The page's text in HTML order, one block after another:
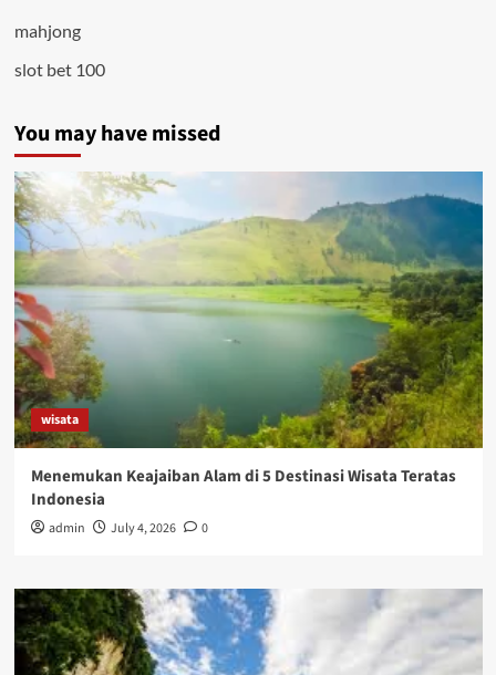
mahjong
slot bet 100
You may have missed
wisata
Menemukan Keajaiban Alam di 5 Destinasi Wisata Teratas
Indonesia
admin July 4, 2026 0